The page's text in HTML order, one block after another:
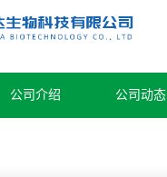
公司介绍 公司动态